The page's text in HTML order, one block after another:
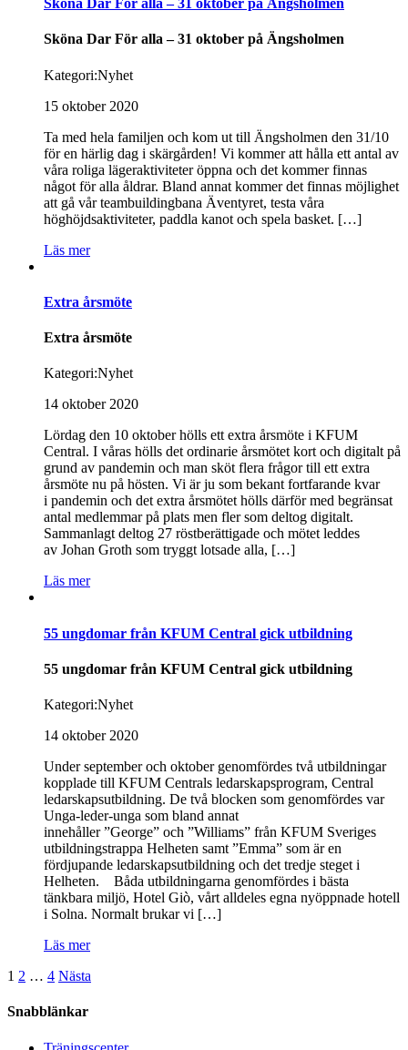
Sköna Dar För alla – 31 oktober på Ängsholmen
Sköna Dar För alla – 31 oktober på Ängsholmen
Kategori:Nyhet
15 oktober 2020
Ta med hela familjen och kom ut till Ängsholmen den 31/10
för en härlig dag i skärgården! Vi kommer att hålla ett antal av
våra roliga lägeraktiviteter öppna och det kommer finnas
något för alla åldrar. Bland annat kommer det finnas möjlighet
att gå vår teambuildingbana Äventyret, testa våra
höghöjdsaktiviteter, paddla kanot och spela basket. […]
Läs mer
Extra årsmöte
Extra årsmöte
Kategori:Nyhet
14 oktober 2020
Lördag den 10 oktober hölls ett extra årsmöte i KFUM
Central. I våras hölls det ordinarie årsmötet kort och digitalt på
grund av pandemin och man sköt flera frågor till ett extra
årsmöte nu på hösten. Vi är ju som bekant fortfarande kvar
i pandemin och det extra årsmötet hölls därför med begränsat
antal medlemmar på plats men fler som deltog digitalt.
Sammanlagt deltog 27 röstberättigade och mötet leddes
av Johan Groth som tryggt lotsade alla, […]
Läs mer
55 ungdomar från KFUM Central gick utbildning
55 ungdomar från KFUM Central gick utbildning
Kategori:Nyhet
14 oktober 2020
Under september och oktober genomfördes två utbildningar
kopplade till KFUM Centrals ledarskapsprogram, Central
ledarskapsutbildning. De två blocken som genomfördes var
Unga-leder-unga som bland annat
innehåller ”George” och ”Williams” från KFUM Sveriges
utbildningstrappa Helheten samt ”Emma” som är en
fördjupande ledarskapsutbildning och det tredje steget i
Helheten. Båda utbildningarna genomfördes i bästa
tänkbara miljö, Hotel Giò, vårt alldeles egna nyöppnade hotell
i Solna. Normalt brukar vi […]
Läs mer
Sidnumrering
för
1 2 … 4 Nästa
Snabblänkar